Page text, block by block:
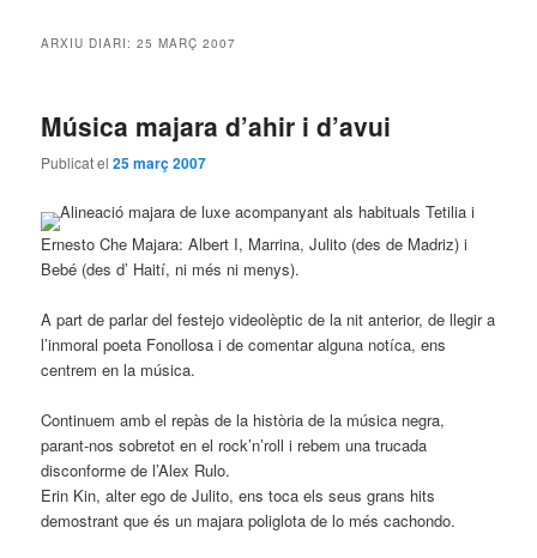
ARXIU DIARI:25 MARÇ 2007
Música majara d’ahir i d’avui
Publicat el25 març 2007
Alineació majara de luxe acompanyant als habituals Tetilia i
Ernesto Che Majara: Albert I, Marrina, Julito (des de Madriz) i
Bebé (des d’ Haití, ni més ni menys).
A part de parlar del festejo videolèptic de la nit anterior, de llegir a
l’inmoral poeta Fonollosa i de comentar alguna notíca, ens
centrem en la música.
Continuem amb el repàs de la història de la música negra,
parant-nos sobretot en el rock’n’roll i rebem una trucada
disconforme de l’Alex Rulo.
Erin Kin, alter ego de Julito, ens toca els seus grans hits
demostrant que és un majara poliglota de lo més cachondo.